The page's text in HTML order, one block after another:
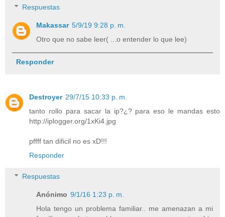
Respuestas
Makassar 5/9/19 9:28 p. m.
Otro que no sabe leer( ...o entender lo que lee)
Responder
Destroyer 29/7/15 10:33 p. m.
tanto rollo para sacar la ip?¿? para eso le mandas esto
http://iplogger.org/1xKi4.jpg
pffff tan dificil no es xD!!!
Responder
Respuestas
Anónimo 9/1/16 1:23 p. m.
Hola tengo un problema familiar.. me amenazan a mi